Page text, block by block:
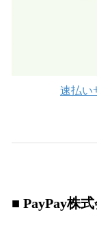
速払い
■ PayPay株